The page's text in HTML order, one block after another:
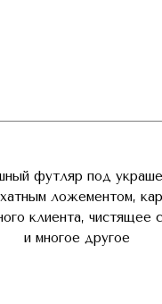
футляр под
ложементом,
клиента, чистящее
и многое другое